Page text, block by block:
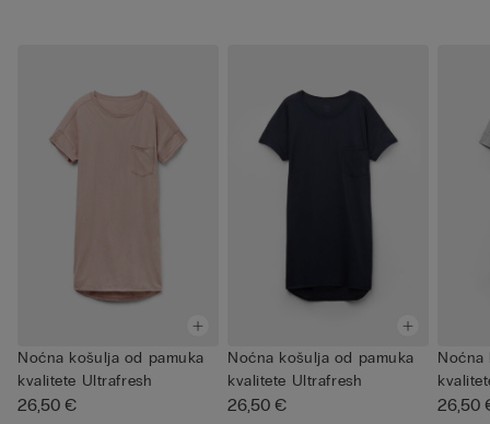
Noćna košulja od pamuka
kvalitete Ultrafresh
26,50 €
Noćna košulja od pamuka
kvalitete Ultrafresh
26,50 €
Noćna
26,50